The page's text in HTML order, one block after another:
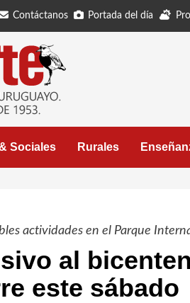
Contáctanos Portada del día
Sociales Rurales
actividades en el Parque
al
este sábado